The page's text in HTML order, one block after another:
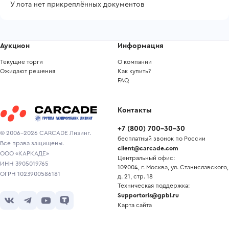
У лота нет прикреплённых документов
© 2006-2026 CARCADE Лизинг.
Все права защищены.
ООО «КАРКАДЕ»
ИНН 3905019765
ОГРН 1023900586181
Аукцион
Текущие торги
Ожидают решения
Информация
О компании
Как купить?
FAQ
Контакты
+7 (800) 700-30-30
бесплатный звонок по России
client@carcade.com
Центральный офис:
109004, г. Москва, ул. Станиславского,
д. 21, стр. 18
Техническая поддержка:
Supportoris@gpbl.ru
Карта сайта